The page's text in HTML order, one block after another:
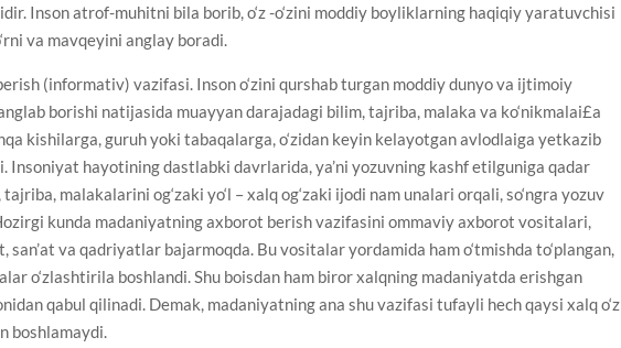
Inson atrof-muhitni bila borib, o‘z -o‘zini moddiy boyliklarning haqiqiy yaratuvchisi
va mavqeyini anglay boradi.
(informativ) vazifasi. Inson o‘zini qurshab turgan moddiy dunyo va ijtimoiy
borishi natijasida muayyan darajadagi bilim, tajriba, malaka va ko‘nikmalai£a
kishilarga, guruh yoki tabaqalarga, o‘zidan keyin kelayotgan avlodlaiga yetkazib
Insoniyat hayotining dastlabki davrlarida, ya’ni yozuvning kashf etilguniga qadar
malakalarini og‘zaki yo‘l – xalq og‘zaki ijodi nam unalari orqali, so‘ngra yozuv
kunda madaniyatning axborot berish vazifasini ommaviy axborot vositalari,
san’at va qadriyatlar bajarmoqda. Bu vositalar yordamida ham o‘tmishda to‘plangan,
o‘zlashtirila boshlandi. Shu boisdan ham biror xalqning madaniyatda erishgan
qabul qilinadi. Demak, madaniyatning ana shu vazifasi tufayli hech qaysi xalq o‘z
boshlamaydi.